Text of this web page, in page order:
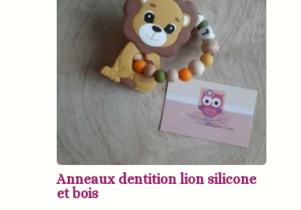
Anneaux dentition lion silicone
et bois